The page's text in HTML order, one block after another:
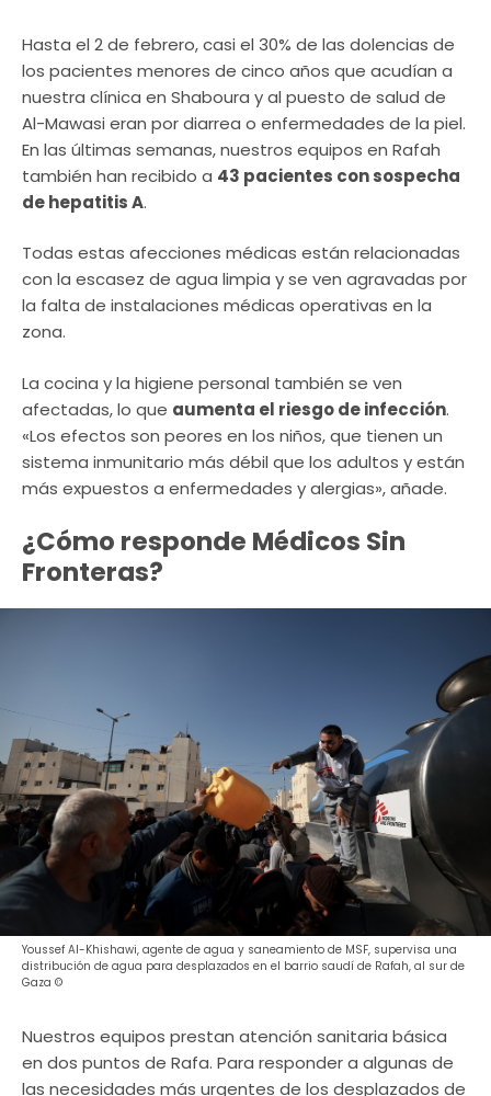
Hasta el 2 de febrero, casi el 30% de las dolencias de
los pacientes menores de cinco años que acudían a
nuestra clínica en Shaboura y al puesto de salud de
Al-Mawasi eran por diarrea o enfermedades de la piel.
En las últimas semanas, nuestros equipos en Rafah
también han recibido a 43 pacientes con sospecha
de hepatitis A.
Todas estas afecciones médicas están relacionadas
con la escasez de agua limpia y se ven agravadas por
la falta de instalaciones médicas operativas en la
zona.
La cocina y la higiene personal también se ven
afectadas, lo que aumenta el riesgo de infección.
«Los efectos son peores en los niños, que tienen un
sistema inmunitario más débil que los adultos y están
más expuestos a enfermedades y alergias», añade.
¿Cómo responde Médicos Sin
Fronteras?
Youssef Al-Khishawi, agente de agua y saneamiento de MSF, supervisa una
distribución de agua para desplazados en el barrio saudí de Rafah, al sur de
Gaza ©
Nuestros equipos prestan atención sanitaria básica
en dos puntos de Rafa. Para responder a algunas de
las necesidades más urgentes de los desplazados de